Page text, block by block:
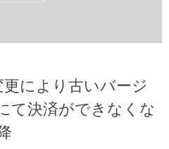
により古いバージ
て決済ができなくな